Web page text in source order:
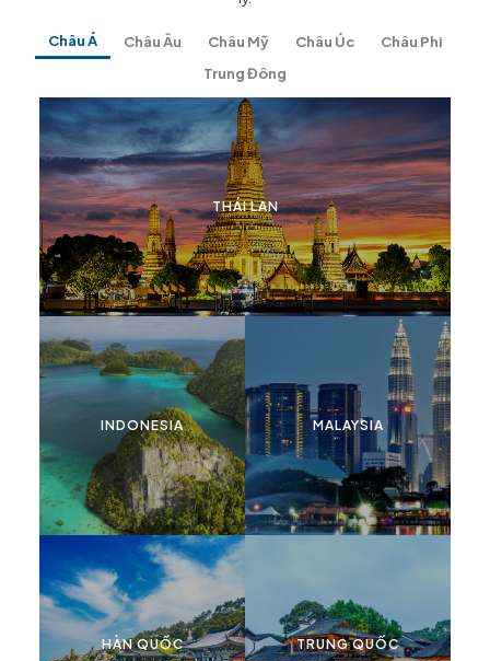
Châu Á Châu Âu Châu Mỹ Châu Úc
Châu Phi
Trung Đông
THÁI LAN
INDONESIA MALAYSIA
HÀN QUỐC TRUNG QUỐC